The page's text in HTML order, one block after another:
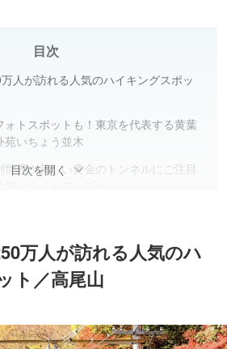
目次
万人が訪れる人気のハイキングスポッ
ォトスポットも！東京を代表する黄葉
苑いちょう並木
世界！美しい黄金のトンネルにご注目
のイチョウ並木を眺めながらさまざま
八王子いちょう祭り
目次を開く
万人が訪れる人気のハ
ト／高尾山